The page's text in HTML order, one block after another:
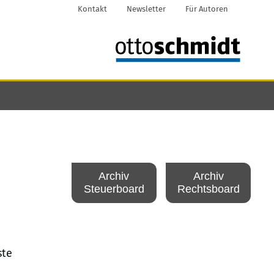
Kontakt Newsletter Für Autoren
Archiv
Steuerboard
Archiv
Rechtsboard